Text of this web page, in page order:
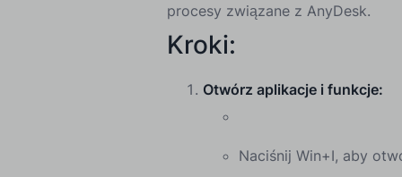
procesy związane z AnyDesk.
Kroki:
Otwórz aplikacje i funkcje:
Naciśnij Win+I, aby